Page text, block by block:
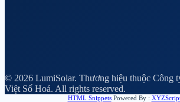
© 2026 LumiSolar. Thương hiệu thuộc Công
Việt Số Hoá. All rights reserved.
HTML SnippetsPowered By :